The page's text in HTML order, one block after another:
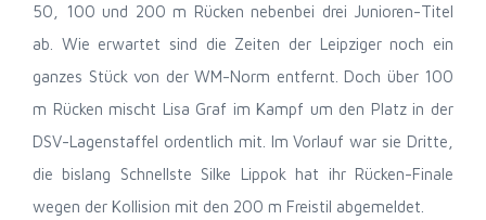
50, 100 und 200 m Rücken nebenbei drei Junioren-Titel
ab. Wie erwartet sind die Zeiten der Leipziger noch ein
ganzes Stück von der WM-Norm entfernt. Doch über 100
m Rücken mischt Lisa Graf im Kampf um den Platz in der
DSV-Lagenstaffel ordentlich mit. Im Vorlauf war sie Dritte,
die bislang Schnellste Silke Lippok hat ihr Rücken-Finale
wegen der Kollision mit den 200 m Freistil abgemeldet.